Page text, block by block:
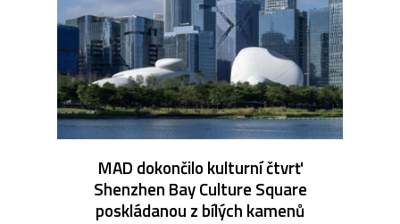
MAD dokončilo kulturní čtvrť
Shenzhen Bay Culture Square
poskládanou z bílých kamenů